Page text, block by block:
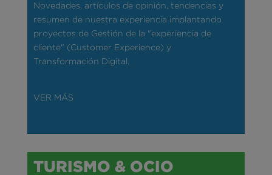
Novedades, artículos de opinión, tendencias y
resumen de nuestra experiencia implantando
proyectos de Gestión de la "experiencia de
cliente" (Customer Experience) y
Transformación Digital.
VER MÁS
TURISMO & OCIO